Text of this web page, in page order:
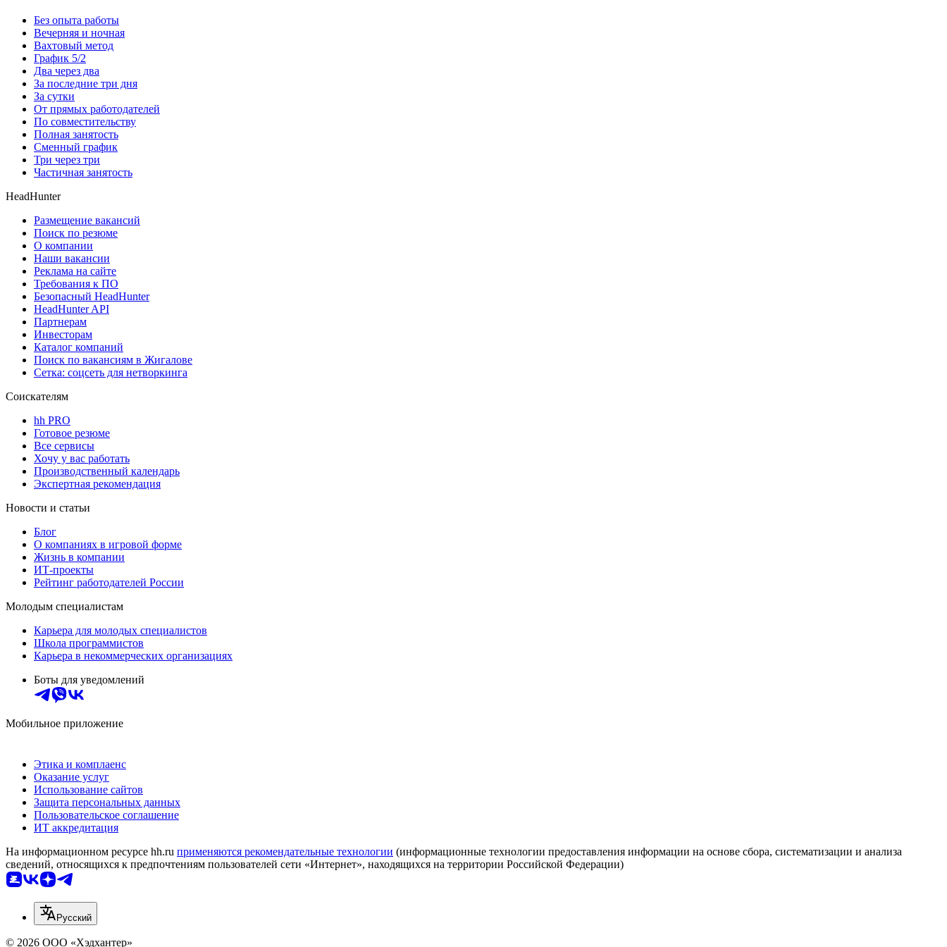
Без опыта работы
Вечерняя и ночная
Вахтовый метод
График 5/2
Два через два
За последние три дня
За сутки
От прямых работодателей
По совместительству
Полная занятость
Сменный график
Три через три
Частичная занятость
HeadHunter
Размещение вакансий
Поиск по резюме
О компании
Наши вакансии
Реклама на сайте
Требования к ПО
Безопасный HeadHunter
HeadHunter API
Партнерам
Инвесторам
Каталог компаний
Поиск по вакансиям в Жигалове
Сетка: соцсеть для нетворкинга
Соискателям
hh PRO
Готовое резюме
Все сервисы
Хочу у вас работать
Производственный календарь
Экспертная рекомендация
Новости и статьи
Блог
О компаниях в игровой форме
Жизнь в компании
ИТ-проекты
Рейтинг работодателей России
Молодым специалистам
Карьера для молодых специалистов
Школа программистов
Карьера в некоммерческих организациях
Боты для уведомлений
Мобильное приложение
Этика и комплаенс
Оказание услуг
Использование сайтов
Защита персональных данных
Пользовательское соглашение
ИТ аккредитация
На информационном ресурсе hh.ru применяются рекомендательные технологии (информационные технологии предоставления информации на основе сбора, систематизации и анализа
сведений, относящихся к предпочтениям пользователей сети «Интернет», находящихся на территории Российской Федерации)
Русский
© 2026 ООО «Хэдхантер»